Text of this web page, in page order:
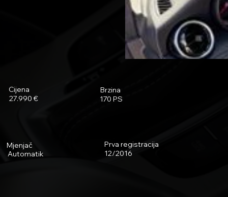
Prva registracija
12/2016
Mjenjač
Automatik
Brzina
170 PS
Cijena
27.990 €